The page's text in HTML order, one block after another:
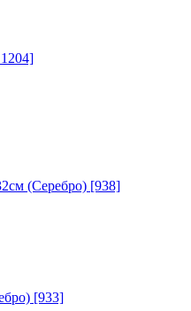
(Серебро) [938]
[933]